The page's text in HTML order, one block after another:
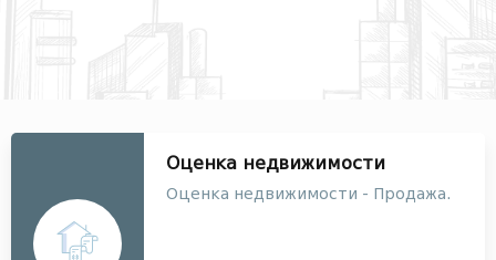
Оценка недвижимости
Оценка недвижимости - Продажа.